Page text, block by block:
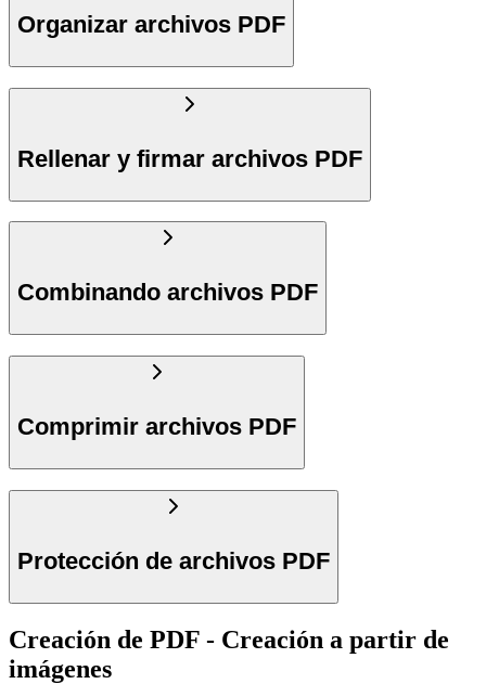
Organizar archivos PDF
Rellenar y firmar archivos PDF
Combinando archivos PDF
Comprimir archivos PDF
Protección de archivos PDF
Creación de PDF - Creación a partir de
imágenes